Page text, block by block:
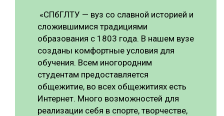
МЕБЕЛЬНОЕ ПРОИЗВОДСТВО
«CПбГЛТУ — вуз со славной историей и
сложившимися традициями
образования с 1803 года. В нашем вузе
созданы комфортные условия для
обучения. Всем иногородним
студентам предоставляется
общежитие, во всех общежитиях есть
Интернет. Много возможностей для
реализации себя в спорте, творчестве,